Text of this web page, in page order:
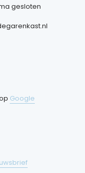
gesloten
Google